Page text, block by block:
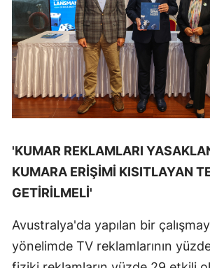
'KUMAR REKLAMLARI
KUMARA ERİŞİMİ KISITLAYAN
GETİRİLMELİ'
Avustralya'da yapılan bir
yönelimde TV reklamlarının